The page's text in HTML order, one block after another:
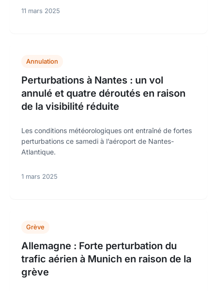
11 mars 2025
Annulation
Perturbations à Nantes : un vol
annulé et quatre déroutés en raison
de la visibilité réduite
Les conditions météorologiques ont entraîné de fortes
perturbations ce samedi à l’aéroport de Nantes-
Atlantique.
1 mars 2025
Grève
Allemagne : Forte perturbation du
trafic aérien à Munich en raison de la
grève